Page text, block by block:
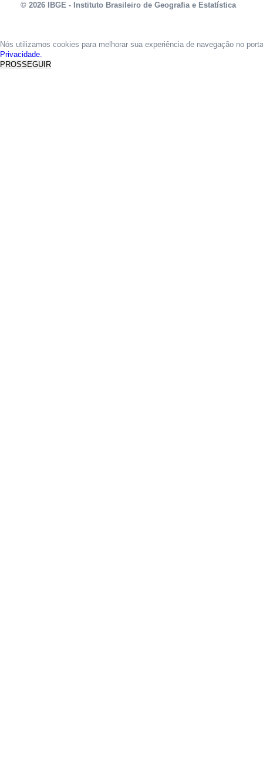
© 2026 IBGE - Instituto Brasileiro de Geografia e Estatística
Nós utilizamos cookies para melhorar sua experiência de navegação no
Privacidade.
PROSSEGUIR